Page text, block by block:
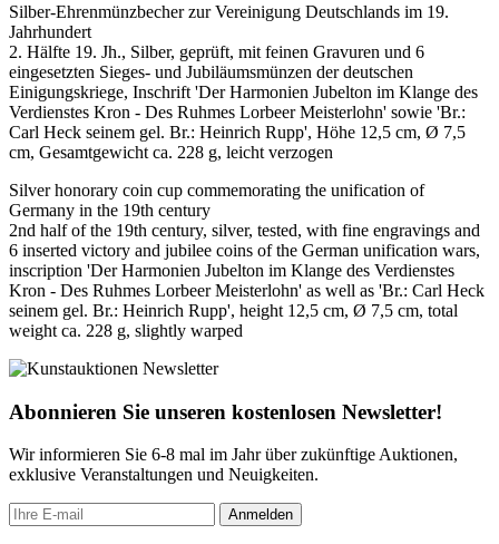
Silber-Ehrenmünzbecher zur Vereinigung Deutschlands im 19.
Jahrhundert
2. Hälfte 19. Jh., Silber, geprüft, mit feinen Gravuren und 6
eingesetzten Sieges- und Jubiläumsmünzen der deutschen
Einigungskriege, Inschrift 'Der Harmonien Jubelton im Klange des
Verdienstes Kron - Des Ruhmes Lorbeer Meisterlohn' sowie 'Br.:
Carl Heck seinem gel. Br.: Heinrich Rupp', Höhe 12,5 cm, Ø 7,5
cm, Gesamtgewicht ca. 228 g, leicht verzogen
Silver honorary coin cup commemorating the unification of
Germany in the 19th century
2nd half of the 19th century, silver, tested, with fine engravings and
6 inserted victory and jubilee coins of the German unification wars,
inscription 'Der Harmonien Jubelton im Klange des Verdienstes
Kron - Des Ruhmes Lorbeer Meisterlohn' as well as 'Br.: Carl Heck
seinem gel. Br.: Heinrich Rupp', height 12,5 cm, Ø 7,5 cm, total
weight ca. 228 g, slightly warped
Abonnieren Sie unseren kostenlosen Newsletter!
Wir informieren Sie 6-8 mal im Jahr über zukünftige Auktionen,
exklusive Veranstaltungen und Neuigkeiten.